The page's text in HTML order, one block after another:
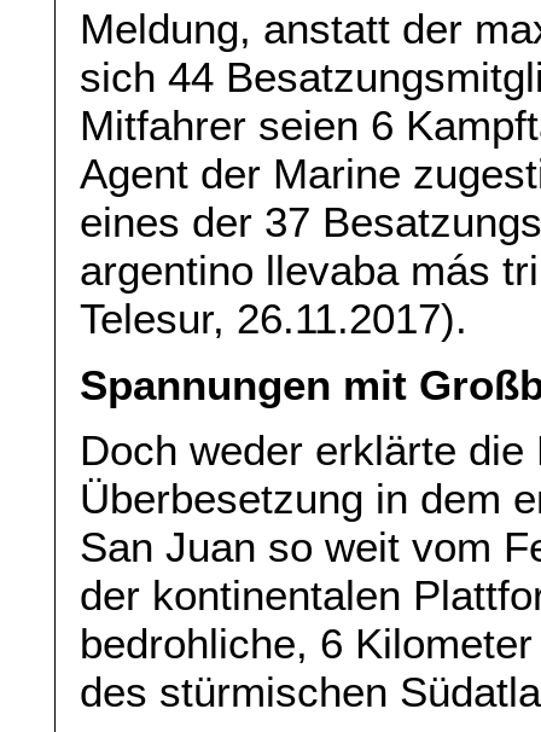
Meldung, anstatt der
sich 44
Mitfahrer seien 6
Agent der Marine
eines der 37
argentino llevaba más
Telesur, 26.11.2017).
Spannungen mit
Doch weder erklärte
Überbesetzung in dem
San Juan so weit vom
der kontinentalen
bedrohliche, 6
des stürmischen